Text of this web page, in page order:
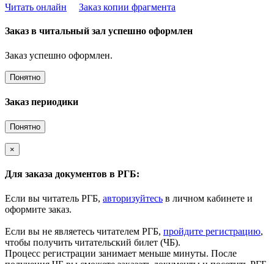
Читать онлайн
Заказ копии фрагмента
Заказ в читальный зал успешно оформлен
Заказ успешно оформлен.
Понятно
Заказ периодики
Понятно
×
Для заказа документов в РГБ:
Если вы читатель РГБ, авторизуйтесь в личном кабинете и
оформите заказ.
Если вы не являетесь читателем РГБ, пройдите регистрацию,
чтобы получить читательский билет (ЧБ).
Процесс регистрации занимает меньше минуты. После